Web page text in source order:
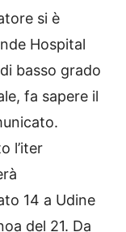
si è
Hospital
basso grado
fa sapere il
l’iter
14 a Udine
del 21. Da